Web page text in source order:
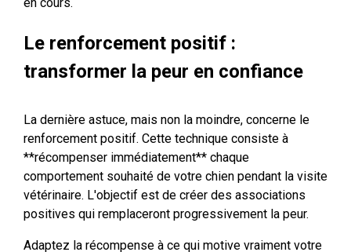
Le renforcement positif :
transformer la peur en confiance
La dernière astuce, mais non la moindre, concerne le
renforcement positif. Cette technique consiste à
**récompenser immédiatement** chaque
comportement souhaité de votre chien pendant la visite
vétérinaire. L'objectif est de créer des associations
positives qui remplaceront progressivement la peur.
Adaptez la récompense à ce qui motive vraiment votre